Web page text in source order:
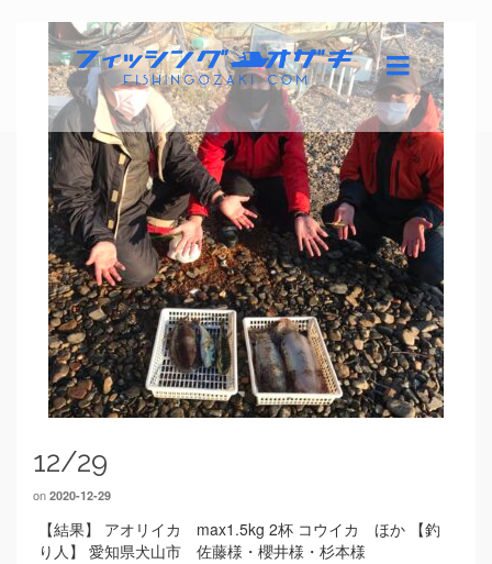
12/29
on 2020-12-29
【結果】 アオリイカ max1.5kg 2杯 コウイカ ほか 【釣
り人】 愛知県犬山市 佐藤様・櫻井様・杉本様